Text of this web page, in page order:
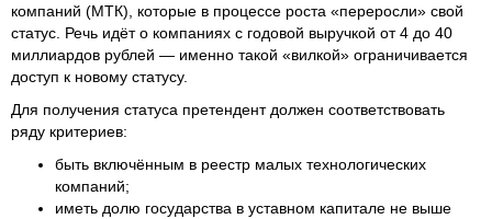
компаний (МТК), которые в процессе роста «переросли» свой
статус. Речь идёт о компаниях с годовой выручкой от 4 до 40
миллиардов рублей — именно такой «вилкой» ограничивается
доступ к новому статусу.
Для получения статуса претендент должен соответствовать
ряду критериев:
быть включённым в реестр малых технологических
компаний;
иметь долю государства в уставном капитале не выше